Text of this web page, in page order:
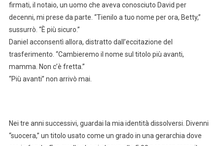
firmati, il notaio, un uomo che aveva conosciuto David per
decenni, mi prese da parte. “Tienilo a tuo nome per ora, Betty,”
sussurrò. “È più sicuro.”
Daniel acconsentì allora, distratto dall’eccitazione del
trasferimento. “Cambieremo il nome sul titolo più avanti,
mamma. Non c’è fretta.”
“Più avanti” non arrivò mai.
Nei tre anni successivi, guardai la mia identità dissolversi. Divenni
“suocera,” un titolo usato come un grado in una gerarchia dove